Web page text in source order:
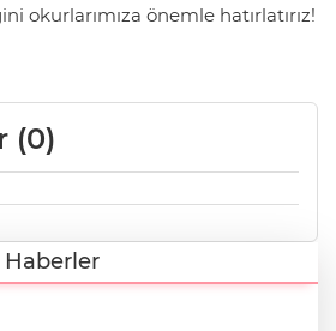
okurlarımıza önemle hatırlatırız!
(0)
Haberler